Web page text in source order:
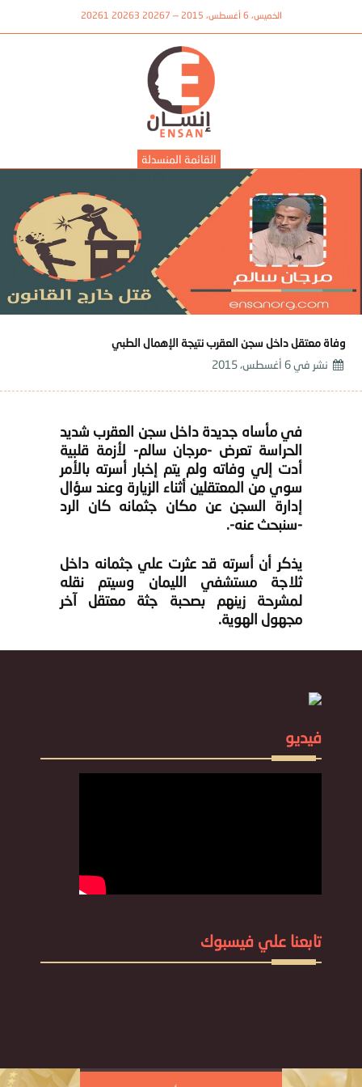
الخميس، 6 أغسطس، 2015 — 20267 20263 20261
القائمة المنسدلة
وفاة معتقل داخل سجن العقرب نتيجة الإهمال الطبي
نشر في 6 أغسطس، 2015
في مأساه جديدة داخل سجن العقرب شديد
الحراسة تعرض -مرجان سالم- لأزمة قلبية
أدت إلي وفاته ولم يتم إخبار أسرته بالأمر
سوي من المعتقلين أثناء الزيارة وعند سؤال
إدارة السجن عن مكان جثمانه كان الرد
-سنبحث عنه-.
يذكر أن أسرته قد عثرت علي جثمانه داخل
ثلاجة مستشفي الليمان وسيتم نقله
لمشرحة زينهم بصحبة جثة معتقل آخر
مجهول الهوية.
فيديو
تابعنا علي فيسبوك